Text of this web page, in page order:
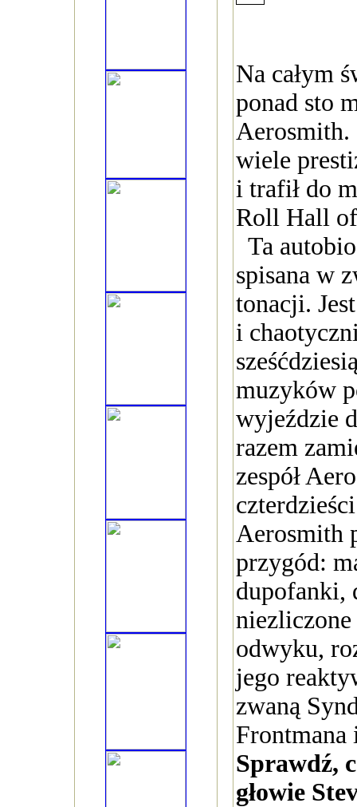
Na całym
ponad sto
Aerosmith.
wiele
i trafił do
Roll Hall
Ta
spisana w
tonacji.
i
muzyków
wyjeździe
razem
zespół
Aerosmith
przygód:
dupofanki,
odwyku,
jego
zwaną
Frontmana
Sprawdź,
głowie